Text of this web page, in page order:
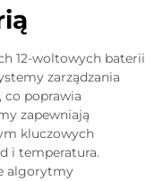
12-woltowych baterii
zarządzania
co poprawia
zapewniają
kluczowych
i temperatura.
algorytmy